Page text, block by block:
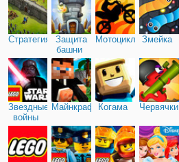
Стратегия
Защита
башни
МотоциклыЗмейка
Звездные
войны
МайнкрафтКогама Червячки